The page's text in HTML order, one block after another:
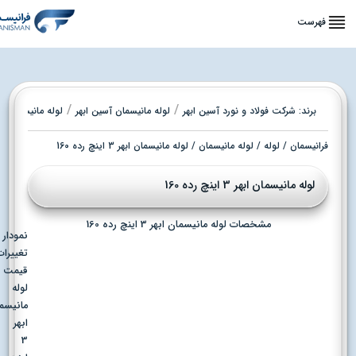
فهرست
شرکت فولاد و نورد آسین ابهر/لوله مانیسمان آسین ابهر/لوله مانیسمان رده 160 ابهر
فرانیسمان/لوله/لوله مانیسمان/ لوله مانیسمان ابهر 3 اینچ رده 160
لوله مانیسمان ابهر 3 اینچ رده 160
مشخصات لوله مانیسمان ابهر 3 اینچ رده 160
نمودار
تغییرات
قیمت
مانیسمان